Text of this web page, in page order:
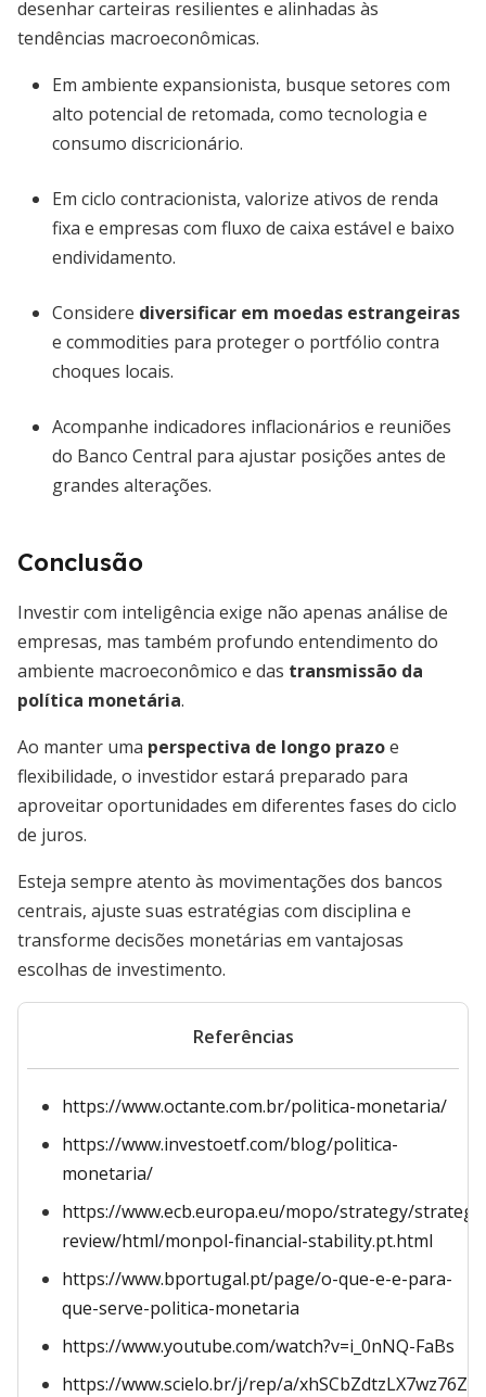
desenhar carteiras resilientes e alinhadas às
tendências macroeconômicas.
Em ambiente expansionista, busque setores com
alto potencial de retomada, como tecnologia e
consumo discricionário.
Em ciclo contracionista, valorize ativos de renda
fixa e empresas com fluxo de caixa estável e baixo
endividamento.
Considere diversificar em moedas estrangeiras
e commodities para proteger o portfólio contra
choques locais.
Acompanhe indicadores inflacionários e reuniões
do Banco Central para ajustar posições antes de
grandes alterações.
Conclusão
Investir com inteligência exige não apenas análise de
empresas, mas também profundo entendimento do
ambiente macroeconômico e das transmissão da
política monetária.
Ao manter uma perspectiva de longo prazoe
flexibilidade, o investidor estará preparado para
aproveitar oportunidades em diferentes fases do ciclo
de juros.
Esteja sempre atento às movimentações dos bancos
centrais, ajuste suas estratégias com disciplina e
transforme decisões monetárias em vantajosas
escolhas de investimento.
Referências
https://www.octante.com.br/politica-monetaria/
https://www.investoetf.com/blog/politica-
monetaria/
https://www.ecb.europa.eu/mopo/strategy/
review/html/monpol-financial-stability.pt.html
https://www.bportugal.pt/page/o-que-e-e-para-
que-serve-politica-monetaria
https://www.youtube.com/watch?v=i_0nNQ-FaBs
https://www.scielo.br/j/rep/a/